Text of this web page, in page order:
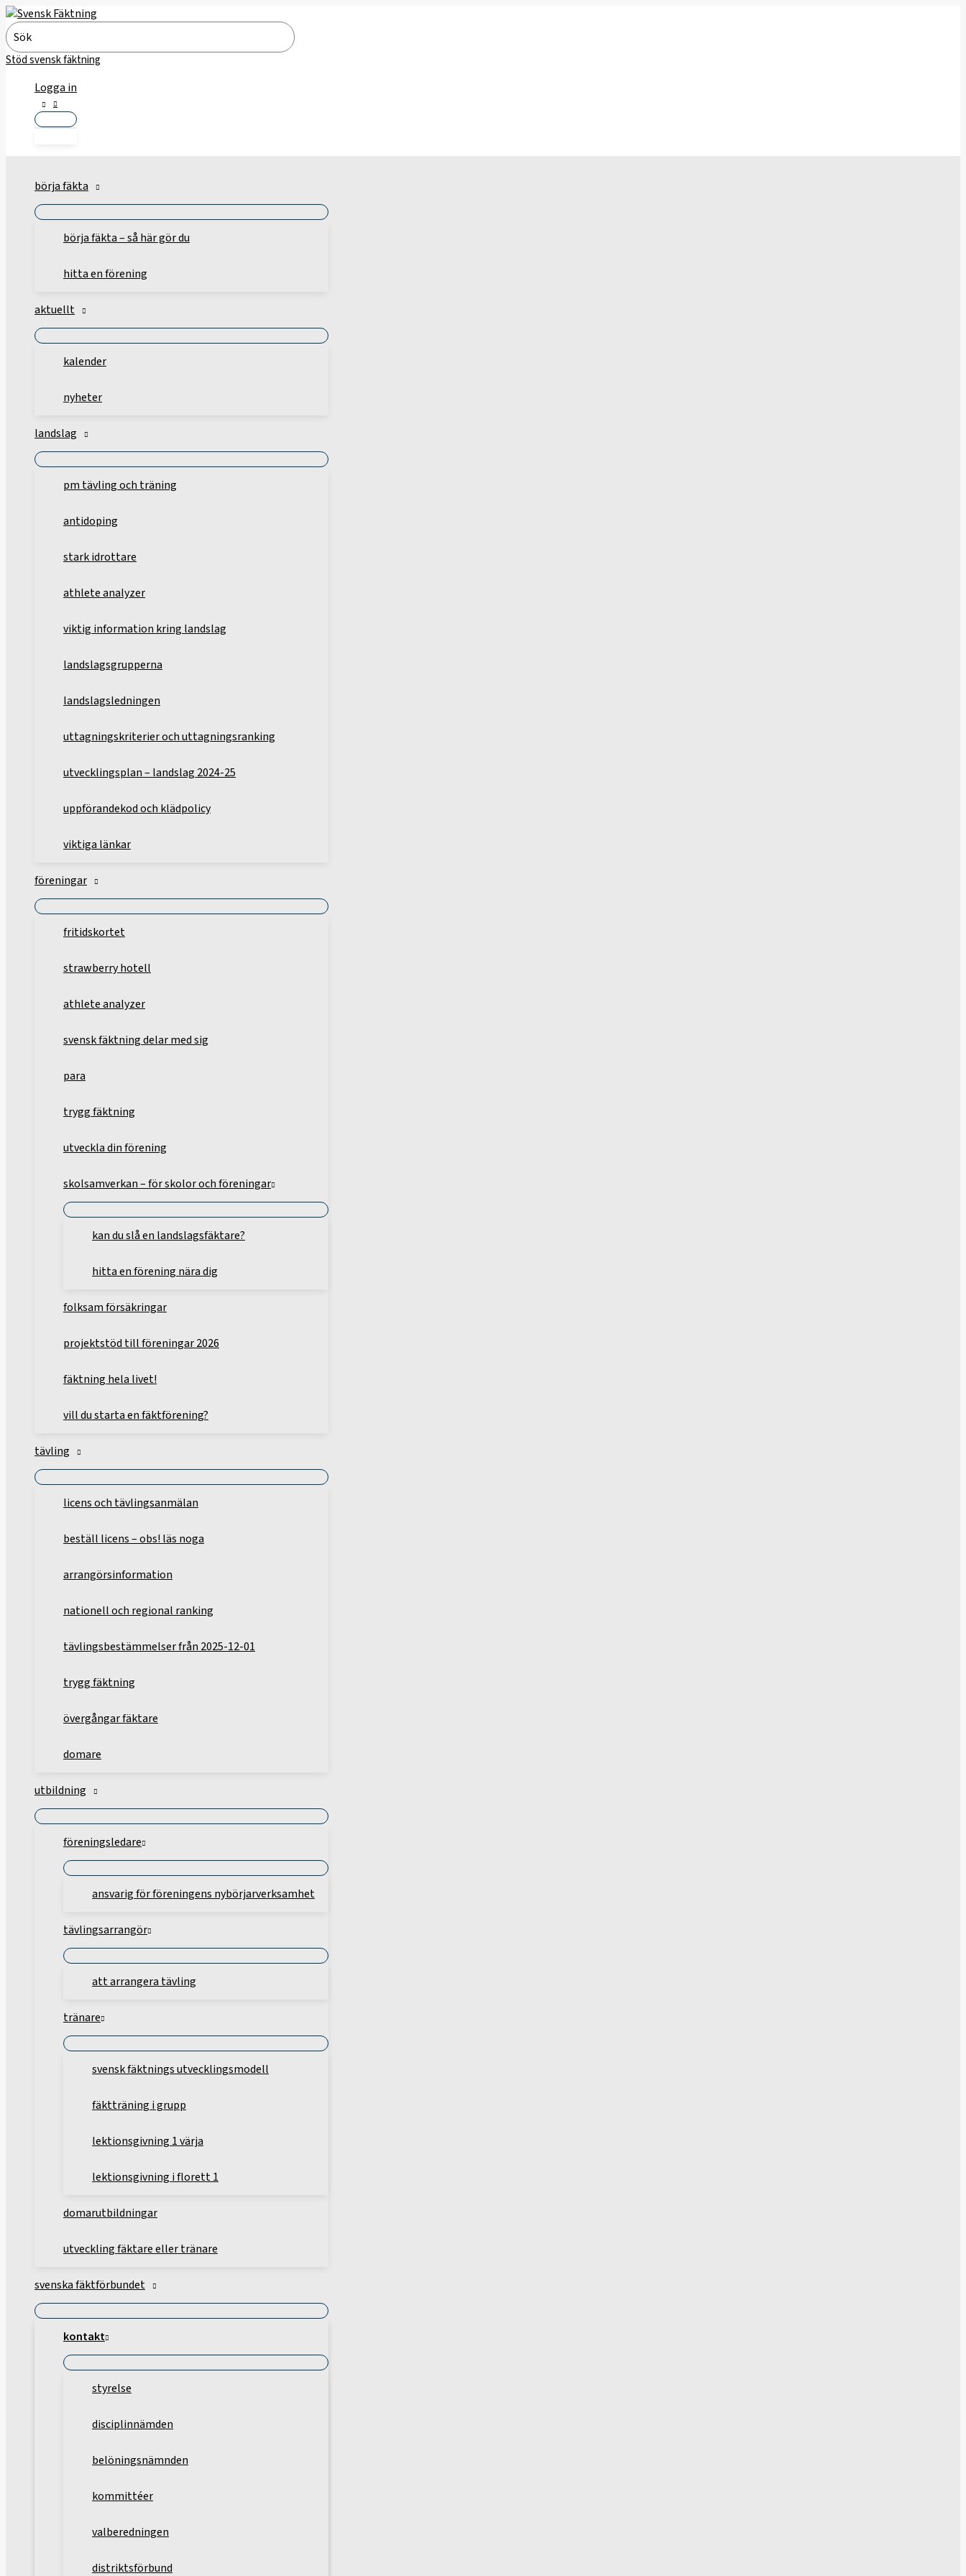
Hoppa
till
innehåll
Search
for:
Stöd svensk fäktning
Logga in
börja fäkta
börja fäkta – så här gör du
hitta en förening
aktuellt
kalender
nyheter
landslag
pm tävling och träning
antidoping
stark idrottare
athlete analyzer
viktig information kring landslag
landslagsgrupperna
landslagsledningen
uttagningskriterier och uttagningsranking
utvecklingsplan – landslag 2024-25
uppförandekod och klädpolicy
viktiga länkar
föreningar
fritidskortet
strawberry hotell
athlete analyzer
svensk fäktning delar med sig
para
trygg fäktning
utveckla din förening
skolsamverkan – för skolor och föreningar
kan du slå en landslagsfäktare?
hitta en förening nära dig
folksam försäkringar
projektstöd till föreningar 2026
fäktning hela livet!
vill du starta en fäktförening?
tävling
licens och tävlingsanmälan
beställ licens – obs! läs noga
arrangörsinformation
nationell och regional ranking
tävlingsbestämmelser från 2025-12-01
trygg fäktning
övergångar fäktare
domare
utbildning
föreningsledare
ansvarig för föreningens nybörjarverksamhet
tävlingsarrangör
att arrangera tävling
tränare
svensk fäktnings utvecklingsmodell
fäktträning i grupp
lektionsgivning 1 värja
lektionsgivning i florett 1
domarutbildningar
utveckling fäktare eller tränare
svenska fäktförbundet
kontakt
styrelse
disciplinnämden
belöningsnämnden
kommittéer
valberedningen
distriktsförbund